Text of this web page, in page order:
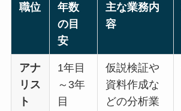
職位
年数
の目
安
主な業務内
容
アナ
リス
ト
1年目
～3年
目
仮説検証や
資料作成な
どの分析業